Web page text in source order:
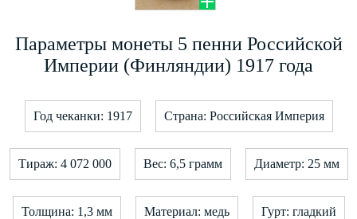
Параметры монеты 5 пенни Российской
Империи (Финляндии) 1917 года
Год чеканки: 1917 Страна: Российская Империя
Тираж: 4 072 000 Вес: 6,5 грамм Диаметр: 25 мм
Толщина: 1,3 мм Материал: медь Гурт: гладкий